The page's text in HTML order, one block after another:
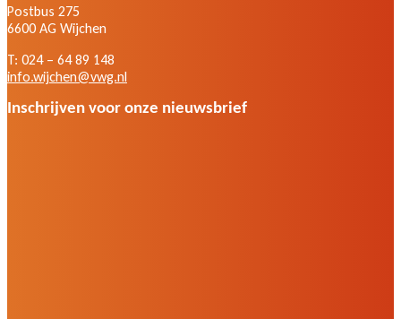
Postbus 275
6600 AG Wijchen
T: 024 – 64 89 148
info.wijchen@vwg.nl
Inschrijven voor onze nieuwsbrief